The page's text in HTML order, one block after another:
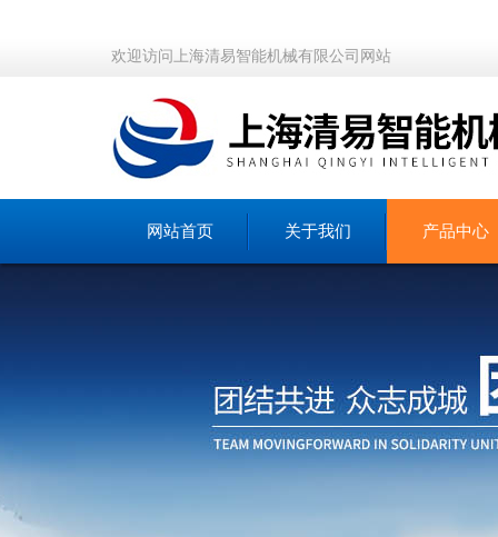
欢迎访问上海清易智能机械有限公司网站
网站首页 关于我们 产品中心